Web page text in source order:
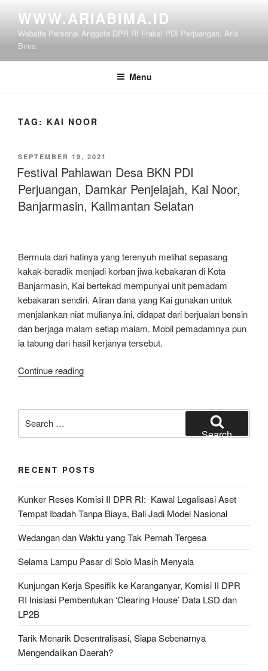
content
WWW.ARIABIMA.ID
Website Personal Anggota DPR RI Fraksi PDI Perjuangan, Aria
Bima
Menu
TAG: KAI NOOR
POSTED
ON
SEPTEMBER 19, 2021
Festival Pahlawan Desa BKN PDI
Perjuangan, Damkar Penjelajah, Kai Noor,
Banjarmasin, Kalimantan Selatan
Bermula dari hatinya yang terenyuh melihat sepasang
kakak-beradik menjadi korban jiwa kebakaran di Kota
Banjarmasin, Kai bertekad mempunyai unit pemadam
kebakaran sendiri. Aliran dana yang Kai gunakan untuk
menjalankan niat mulianya ini, didapat dari berjualan bensin
dan berjaga malam setiap malam. Mobil pemadamnya pun
ia tabung dari hasil kerjanya tersebut.
Continue reading“Festival
BKN
Perjuangan,
Penjelajah,
Kai
Noor,
Banjarmasin,
Kalimantan
Selatan”
for:
Search
RECENT POSTS
Kunker Reses Komisi II DPR RI: Kawal Legalisasi Aset
Tempat Ibadah Tanpa Biaya, Bali Jadi Model Nasional
Wedangan dan Waktu yang Tak Pernah Tergesa
Selama Lampu Pasar di Solo Masih Menyala
Kunjungan Kerja Spesifik ke Karanganyar, Komisi II DPR
RI Inisiasi Pembentukan ‘Clearing House’ Data LSD dan
LP2B
Tarik Menarik Desentralisasi, Siapa Sebenarnya
Mengendalikan Daerah?